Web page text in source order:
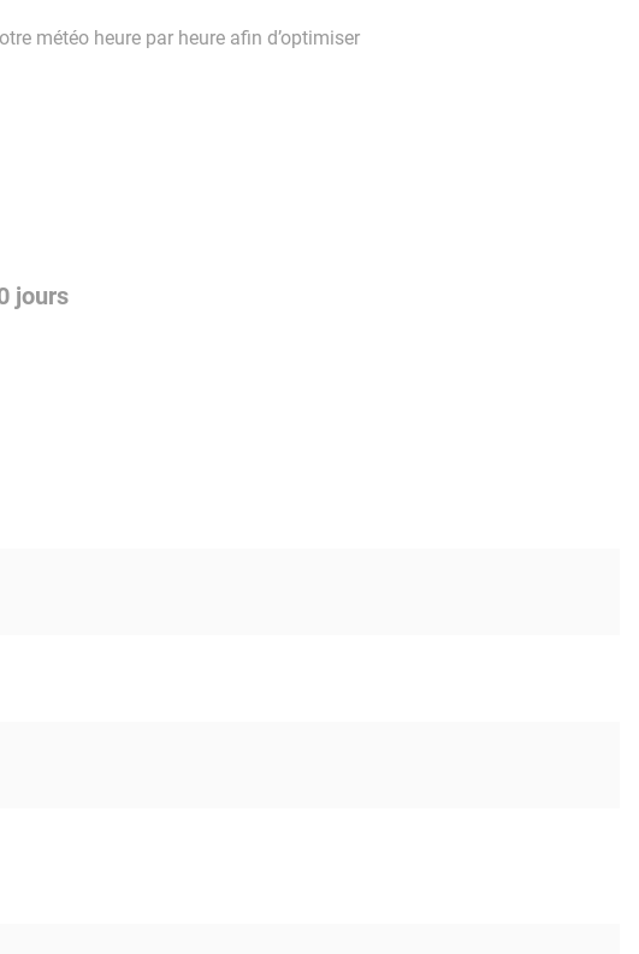
météo heure par heure afin d’optimiser
jours